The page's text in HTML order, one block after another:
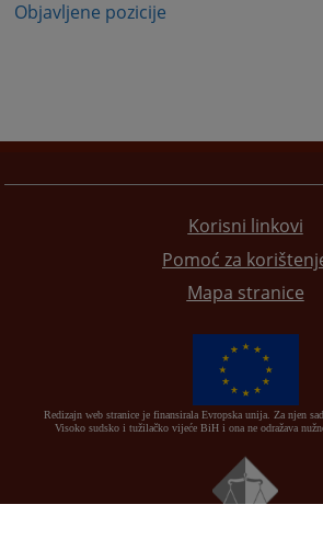
Objavljene pozicije
Korisni linkovi
Pomoć za
Mapa stranice
Redizajn web stranice je finansirala Evropska unija. Za njen
Visoko sudsko i tužilačko vijeće BiH i ona ne odražava